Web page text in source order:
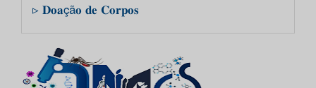
▹ 𝐃𝐨𝐚çã𝐨 𝐝𝐞 𝐂𝐨𝐫𝐩𝐨𝐬